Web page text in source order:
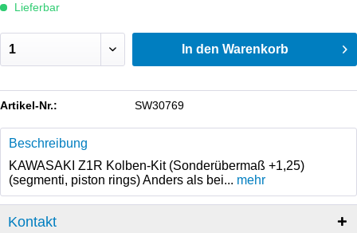
Lieferbar
In den Warenkorb
Artikel-Nr.: SW30769
Beschreibung
KAWASAKI Z1R Kolben-Kit (Sonderübermaß +1,25)
(segmenti, piston rings) Anders als bei... mehr
Kontakt